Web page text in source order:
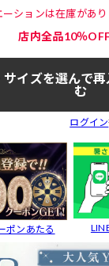
ションは在庫があり
店内全品10％
サイズを選んで
む
ログイン
ポンあたる